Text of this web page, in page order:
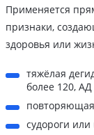
Применяется
признаки,
здоровья или
тяжёлая
более 120,
судороги